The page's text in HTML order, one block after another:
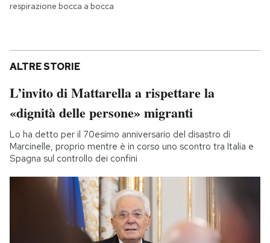
respirazione bocca a bocca
ALTRE STORIE
L’invito di Mattarella a rispettare la
«dignità delle persone» migranti
Lo ha detto per il 70esimo anniversario del disastro di
Marcinelle, proprio mentre è in corso uno scontro tra Italia e
Spagna sul controllo dei confini